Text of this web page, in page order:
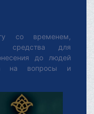
со временем,
средства для
до людей
на вопросы и